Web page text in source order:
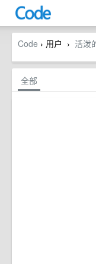
Code › 用户 › 活泼
全部